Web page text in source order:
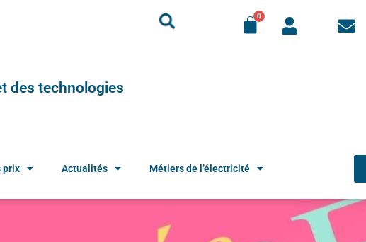
des technologies
prix Actualités Métiers de l’électricité